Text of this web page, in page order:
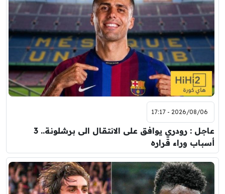
2026/08/06 - 17:17
عاجل : رودري يوافق على الانتقال الى برشلونة.. 3
أسباب وراء قراره